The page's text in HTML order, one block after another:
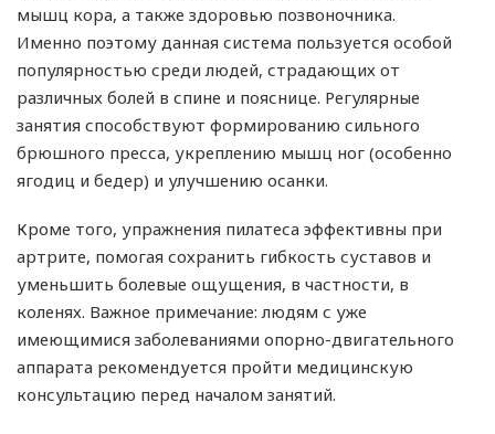
мышц кора, а также здоровью позвоночника.
Именно поэтому данная система пользуется особой
популярностью среди людей, страдающих от
различных болей в спине и пояснице. Регулярные
занятия способствуют формированию сильного
брюшного пресса, укреплению мышц ног (особенно
ягодиц и бедер) и улучшению осанки.
Кроме того, упражнения пилатеса эффективны при
артрите, помогая сохранить гибкость суставов и
уменьшить болевые ощущения, в частности, в
коленях. Важное примечание: людям с уже
имеющимися заболеваниями опорно-двигательного
аппарата рекомендуется пройти медицинскую
консультацию перед началом занятий.